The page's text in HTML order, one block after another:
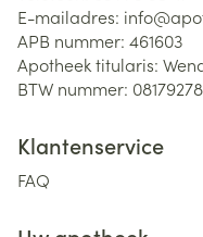
E-mailadres: info@
APB nummer: 461603
Apotheek titularis:
BTW nummer:
Klantenservice
FAQ